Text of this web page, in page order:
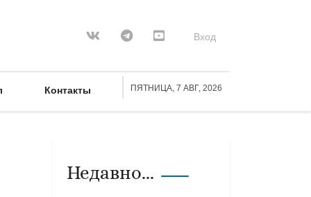
Вход
Контакты ПЯТНИЦА, 7 АВГ, 2026
Недавно...